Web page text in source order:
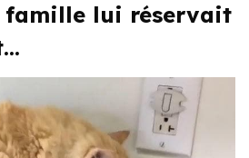
famille lui réservait